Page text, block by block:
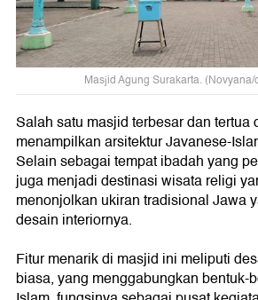
Masjid Agung Surakarta.
Salah satu masjid terbesar dan tertua
menampilkan arsitektur Javanese-
Selain sebagai tempat ibadah yang
juga menjadi destinasi wisata religi
menonjolkan ukiran tradisional Jawa
desain interiornya.
Fitur menarik di masjid ini meliputi
biasa, yang menggabungkan bentuk-